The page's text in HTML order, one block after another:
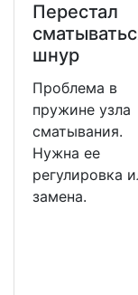
Перестал
шнур
Проблема в
пружине узла
сматывания.
Нужна ее
регулировка
замена.